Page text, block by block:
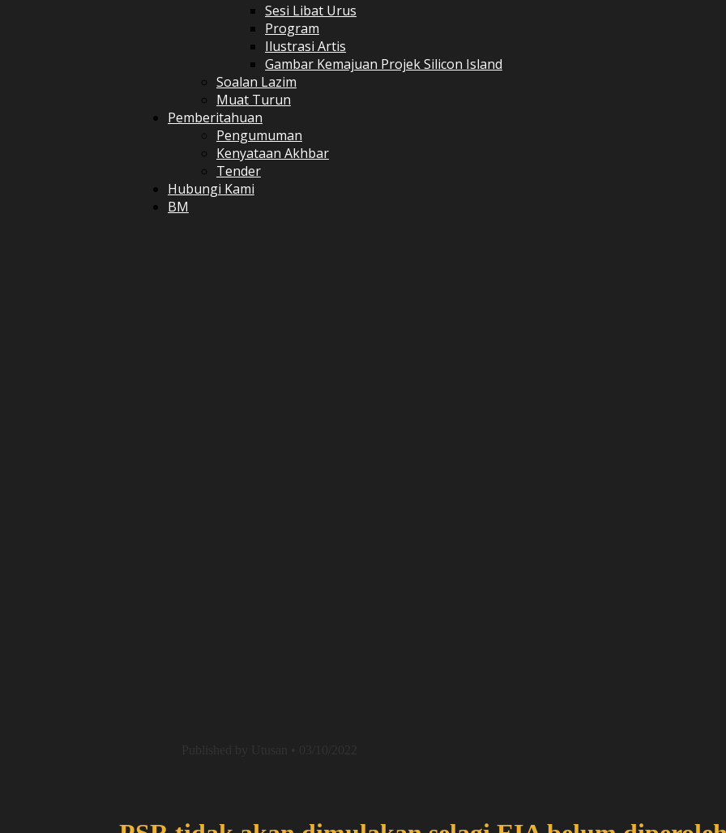
Sesi Libat Urus
Program
Ilustrasi Artis
Gambar Kemajuan Projek Silicon Island
Soalan Lazim
Muat Turun
Pemberitahuan
Pengumuman
Kenyataan Akhbar
Tender
Hubungi Kami
BM